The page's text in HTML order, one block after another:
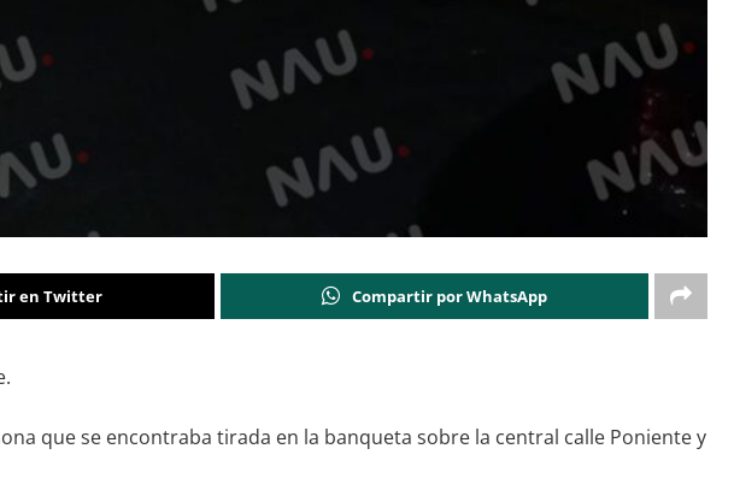
en Twitter Compartir por WhatsApp
que se encontraba tirada en la banqueta sobre la central calle Poniente y